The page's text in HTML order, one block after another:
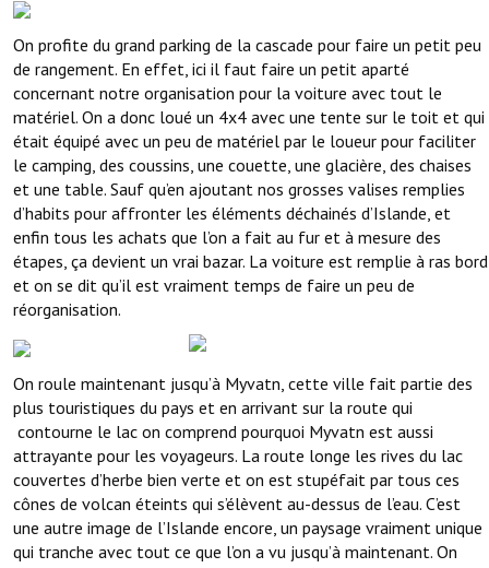
On profite du grand parking de la cascade pour faire un petit peu
de rangement. En effet, ici il faut faire un petit aparté
concernant notre organisation pour la voiture avec tout le
matériel. On a donc loué un 4x4 avec une tente sur le toit et qui
était équipé avec un peu de matériel par le loueur pour faciliter
le camping, des coussins, une couette, une glacière, des chaises
et une table. Sauf qu’en ajoutant nos grosses valises remplies
d’habits pour affronter les éléments déchainés d’Islande, et
enfin tous les achats que l’on a fait au fur et à mesure des
étapes, ça devient un vrai bazar. La voiture est remplie à ras bord
et on se dit qu’il est vraiment temps de faire un peu de
réorganisation.
On roule maintenant jusqu’à Myvatn, cette ville fait partie des
plus touristiques du pays et en arrivant sur la route qui
contourne le lac on comprend pourquoi Myvatn est aussi
attrayante pour les voyageurs. La route longe les rives du lac
couvertes d’herbe bien verte et on est stupéfait par tous ces
cônes de volcan éteints qui s’élèvent au-dessus de l’eau. C’est
une autre image de l’Islande encore, un paysage vraiment unique
qui tranche avec tout ce que l’on a vu jusqu’à maintenant. On